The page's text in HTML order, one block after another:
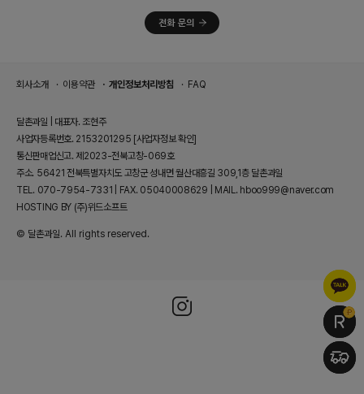
회사소개 이용약관 개인정보처리방침 FAQ
달촌과일 | 대표자. 조현주
사업자등록번호. 2153201295 [사업자정보 확인]
통신판매업신고. 제2023-전북고창-069호
주소. 56421 전북특별자치도 고창군 성내면 월산대흥길 309,1층 달촌과일
TEL. 070-7954-7331 | FAX. 05040008629 | MAIL. hboo999@naver.com
HOSTING BY (주)위드소프트
© 달촌과일. All rights reserved.